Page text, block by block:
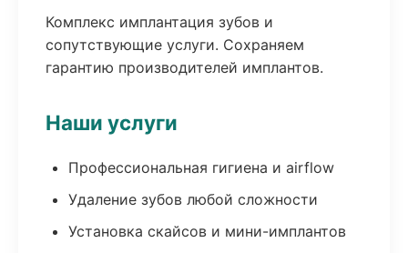
Комплекс имплантация зубов и
сопутствующие услуги. Сохраняем
гарантию производителей имплантов.
Наши услуги
Профессиональная гигиена и airflow
Удаление зубов любой сложности
Установка скайсов и мини-имплантов